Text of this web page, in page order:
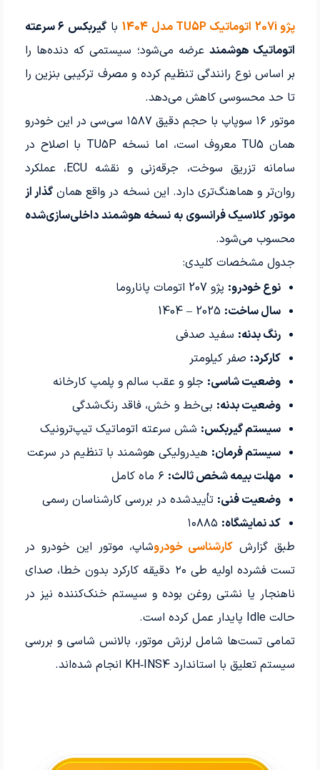
پژو 207i اتوماتیک TU5P مدل 1404 با
گیربکس ۶ سرعته
اتوماتیک هوشمند عرضه می‌شود؛ سیستمی که دنده‌ها را
بر اساس نوع رانندگی تنظیم کرده و مصرف ترکیبی بنزین را
تا حد محسوسی کاهش می‌دهد.
موتور ۱۶ سوپاپ با حجم دقیق ۱۵۸۷ سی‌سی در این خودرو
همان TU5 معروف است، اما نسخه TU5P با اصلاح در
سامانه تزریق سوخت، جرقه‌زنی و نقشه ECU، عملکرد
روان‌تر و هماهنگ‌تری دارد. این نسخه در واقع همانگذار از
موتور کلاسیک فرانسوی به نسخه هوشمند داخلی‌سازی‌شده
محسوب می‌شود.
جدول مشخصات کلیدی:
نوع خودرو: پژو 207 اتومات پاناروما
سال ساخت:
رنگ بدنه: سفید صدفی
کارکرد: صفر کیلومتر
وضعیت شاسی: جلو و عقب سالم و پلمپ کارخانه
وضعیت بدنه: بی‌خط و خش، فاقد رنگ‌شدگی
سیستم گیربکس: شش سرعته اتوماتیک تیپ‌ترونیک
سیستم فرمان: هیدرولیکی هوشمند با تنظیم در سرعت
مهلت بیمه شخص ثالث:
وضعیت فنی: تأییدشده در بررسی کارشناسان رسمی
کد نمایشگاه:
طبق گزارش کارشناسی خودروشاپ، موتور این خودرو در
تست فشرده اولیه طی ۲۰ دقیقه کارکرد بدون خطا، صدای
ناهنجار یا نشتی روغن بوده و سیستم خنک‌کننده نیز در
حالت Idle پایدار عمل کرده است.
تمامی تست‌ها شامل لرزش موتور، بالانس شاسی و بررسی
سیستم تعلیق با استاندارد KH‑INS4 انجام شده‌اند.